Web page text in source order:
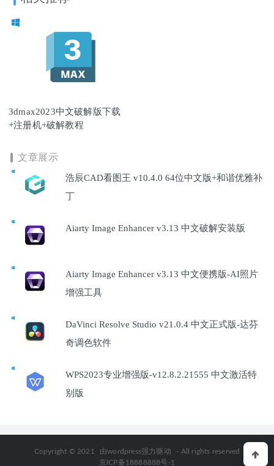
3dmax2023中文破解版下载
+注册机+破解教程
文章展示
浩辰CAD看图王 v10.4.0 64位中文版+和谐优雅补
丁
Aiarty Image Enhancer v3.13 中文破解安装版
Aiarty Image Enhancer v3.13 中文便携版-AI照片
增强工具
DaVinci Resolve Studio v21.0.4 中文正式版-达芬
奇调色软件
WPS2023专业增强版-v12.8.2.21555 中文激活特
别版
Copyright © 2021 由wordpress强力驱动
- All rights reserved
京ICP备18888888号-1